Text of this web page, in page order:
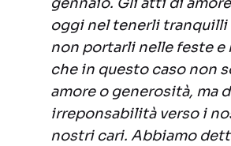
oggi nel tenerli tranquilli
non portarli nelle feste e
che in questo caso non
amore o generosità, ma
irreponsabilità verso i
nostri cari. Abbiamo